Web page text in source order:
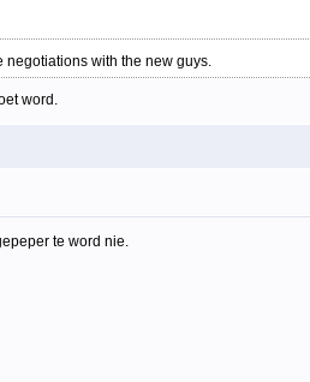
negotiations with the new guys.
word.
te word nie.